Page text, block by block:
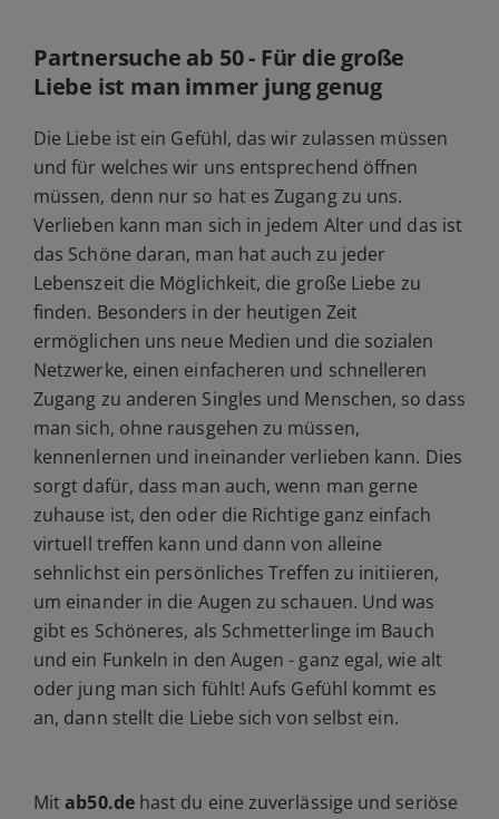
Partnersuche ab 50 - Für die große
Liebe ist man immer jung genug
Die Liebe ist ein Gefühl, das wir zulassen müssen
und für welches wir uns entsprechend öffnen
müssen, denn nur so hat es Zugang zu uns.
Verlieben kann man sich in jedem Alter und das ist
das Schöne daran, man hat auch zu jeder
Lebenszeit die Möglichkeit, die große Liebe zu
finden. Besonders in der heutigen Zeit
ermöglichen uns neue Medien und die sozialen
Netzwerke, einen einfacheren und schnelleren
Zugang zu anderen Singles und Menschen, so dass
man sich, ohne rausgehen zu müssen,
kennenlernen und ineinander verlieben kann. Dies
sorgt dafür, dass man auch, wenn man gerne
zuhause ist, den oder die Richtige ganz einfach
virtuell treffen kann und dann von alleine
sehnlichst ein persönliches Treffen zu initiieren,
um einander in die Augen zu schauen. Und was
gibt es Schöneres, als Schmetterlinge im Bauch
und ein Funkeln in den Augen - ganz egal, wie alt
oder jung man sich fühlt! Aufs Gefühl kommt es
an, dann stellt die Liebe sich von selbst ein.
Mitab50.dehast du eine zuverlässige und seriöse